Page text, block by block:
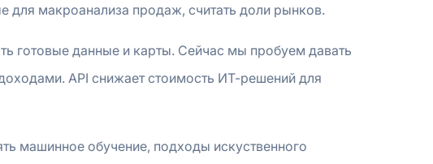
для макроанализа продаж, считать доли рынков.
готовые данные и карты. Сейчас мы пробуем давать
API снижает стоимость ИТ-решений для
машинное обучение, подходы искуственного